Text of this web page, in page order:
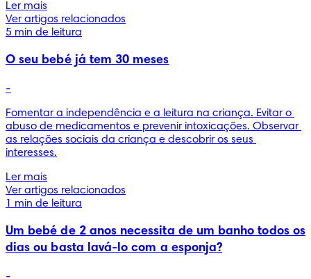
Ler mais
Ver artigos relacionados
5 min de leitura
O seu bebé já tem 30 meses
-
Fomentar a independência e a leitura na criança. Evitar o
abuso de medicamentos e prevenir intoxicações. Observar
as relações sociais da criança e descobrir os seus
interesses.
Ler mais
Ver artigos relacionados
1 min de leitura
Um bebé de 2 anos necessita de um banho todos os
dias ou basta lavá-lo com a esponja?